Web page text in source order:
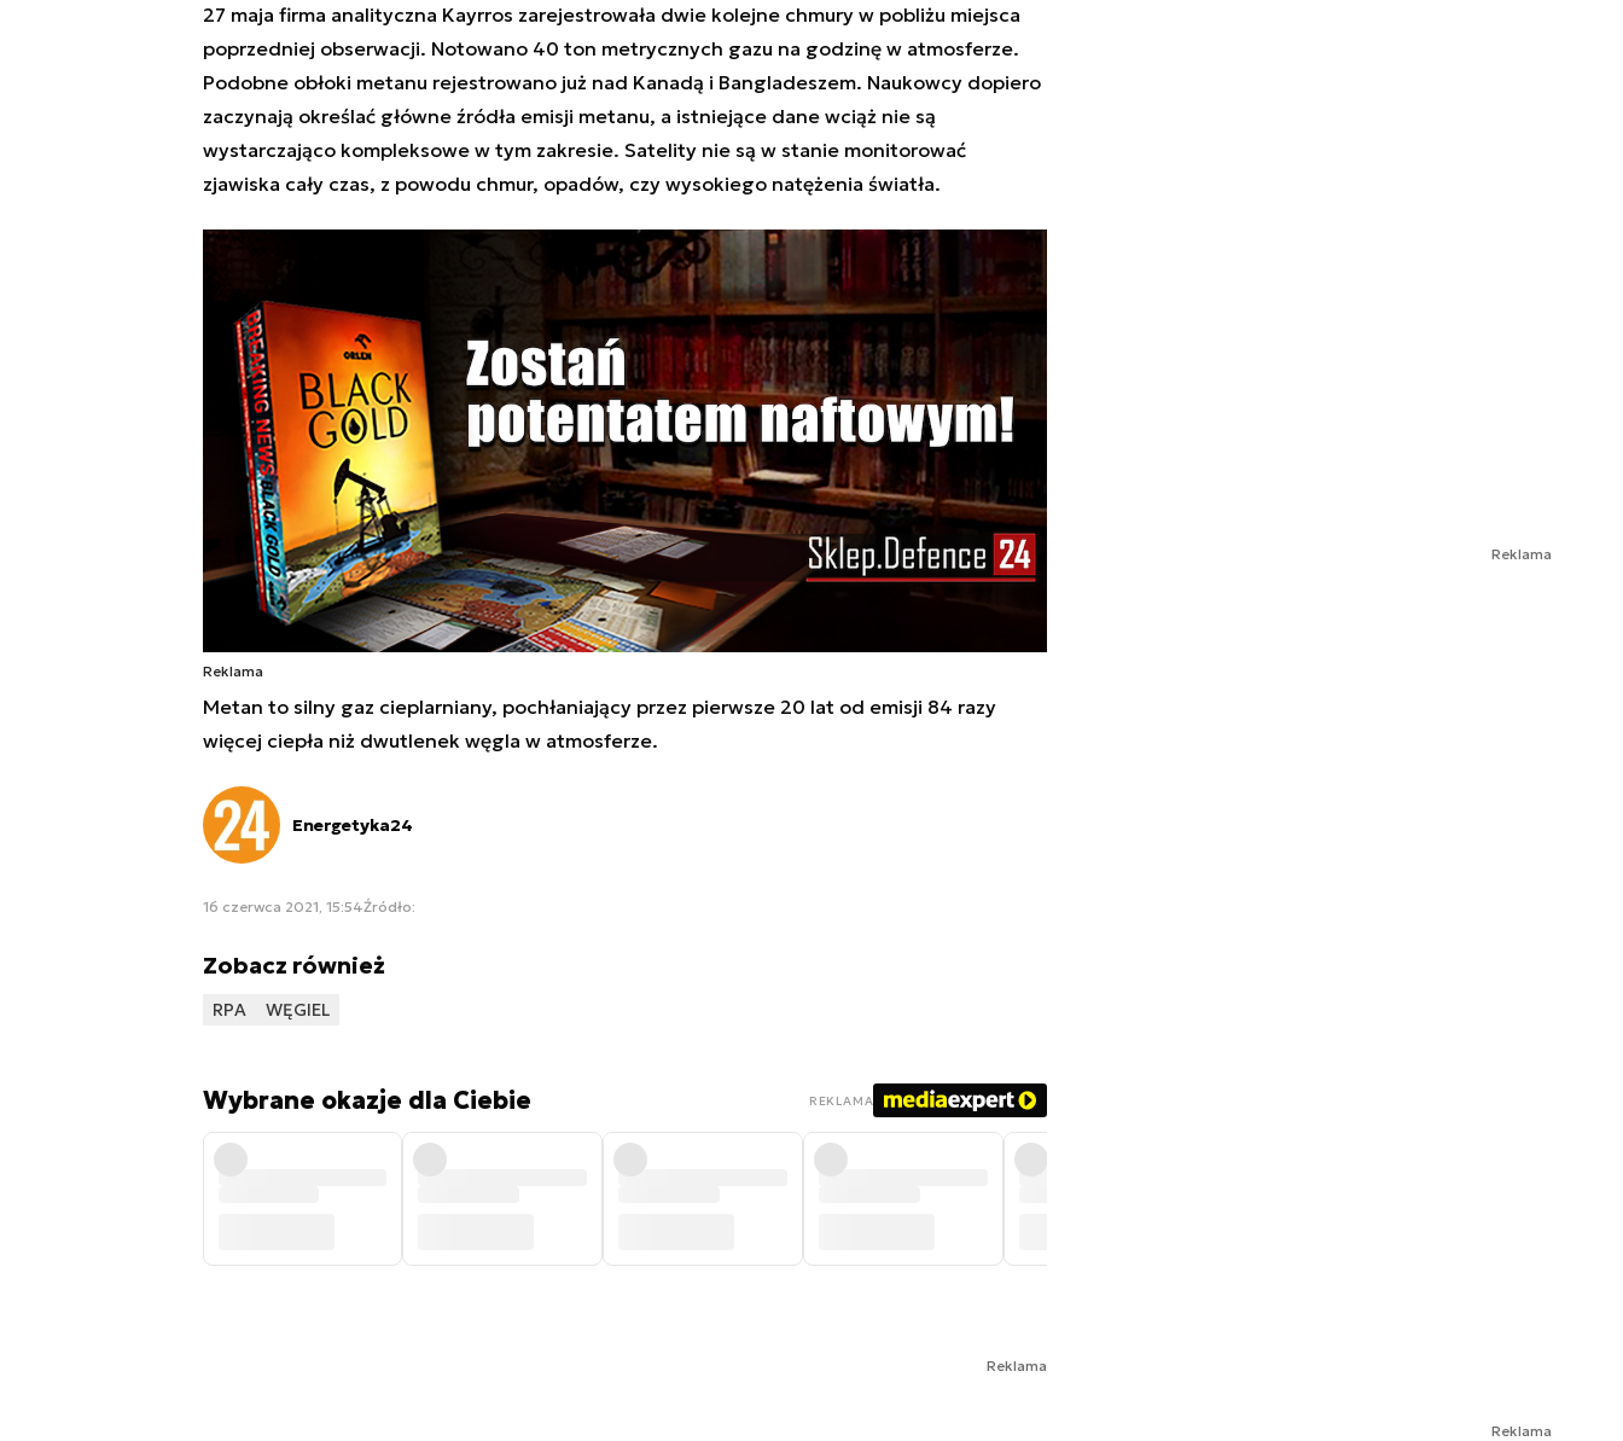
27 maja firma analityczna Kayrros zarejestrowała dwie kolejne chmury w pobliżu miejsca
poprzedniej obserwacji. Notowano 40 ton metrycznych gazu na godzinę w atmosferze.
Podobne obłoki metanu rejestrowano już nad Kanadą i Bangladeszem. Naukowcy dopiero
zaczynają określać główne źródła emisji metanu, a istniejące dane wciąż nie są
wystarczająco kompleksowe w tym zakresie. Satelity nie są w stanie monitorować
zjawiska cały czas, z powodu chmur, opadów, czy wysokiego natężenia światła.
Reklama
Metan to silny gaz cieplarniany, pochłaniający przez pierwsze 20 lat od emisji 84 razy
więcej ciepła niż dwutlenek węgla w atmosferze.
Energetyka24
16 czerwca 2021, 15:54Źródło:
Zobacz również
RPA WĘGIEL
Wybrane okazje dla Ciebie REKLAMA
Reklama
Reklama
Reklama